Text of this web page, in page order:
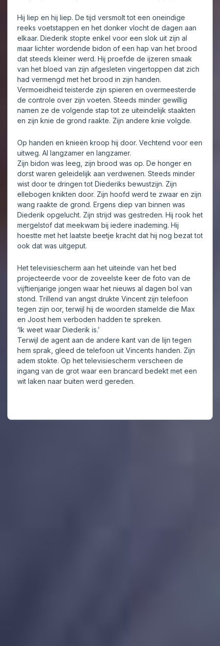
Hij liep en hij liep. De tijd versmolt tot een oneindige
reeks voetstappen en het donker vlocht de dagen aan
elkaar. Diederik stopte enkel voor een slok uit zijn al
maar lichter wordende bidon of een hap van het brood
dat steeds kleiner werd. Hij proefde de ijzeren smaak
van het bloed van zijn afgesleten vingertoppen dat zich
had vermengd met het brood in zijn handen.
Vermoeidheid teisterde zijn spieren en overmeesterde
de controle over zijn voeten. Steeds minder gewillig
namen ze de volgende stap tot ze uiteindelijk staakten
en zijn knie de grond raakte. Zijn andere knie volgde.
Op handen en knieën kroop hij door. Vechtend voor een
uitweg. Al langzamer en langzamer.
Zijn bidon was leeg, zijn brood was op. De honger en
dorst waren geleidelijk aan verdwenen. Steeds minder
wist door te dringen tot Diederiks bewustzijn. Zijn
ellebogen knikten door. Zijn hoofd werd te zwaar en zijn
wang raakte de grond. Ergens diep van binnen was
Diederik opgelucht. Zijn strijd was gestreden. Hij rook het
mergelstof dat meekwam bij iedere inademing. Hij
hoestte met het laatste beetje kracht dat hij nog bezat tot
ook dat was uitgeput.
Het televisiescherm aan het uiteinde van het bed
projecteerde voor de zoveelste keer de foto van de
vijftienjarige jongen waar het nieuws al dagen bol van
stond. Trillend van angst drukte Vincent zijn telefoon
tegen zijn oor, terwijl hij de woorden stamelde die Max
en Joost hem verboden hadden te spreken.
‘Ik weet waar Diederik is.’
Terwijl de agent aan de andere kant van de lijn tegen
hem sprak, gleed de telefoon uit Vincents handen. Zijn
adem stokte. Op het televisiescherm verscheen de
ingang van de grot waar een brancard bedekt met een
wit laken naar buiten werd gereden.